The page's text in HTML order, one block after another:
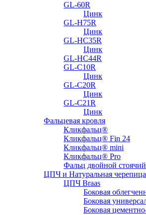
GL-60R
Цинк
GL-H75R
Цинк
GL-HC35R
Цинк
GL-HC44R
GL-С10R
Цинк
GL-С20R
Цинк
GL-С21R
Цинк
Фальцевая кровля
Кликфальц®
Кликфальц® Fin 24
Кликфальц® mini
Кликфальц® Pro
Фальц двойной стоячий
ЦПЧ и Натуральная черепица
ЦПЧ Braas
Боковая
Боковая
Боковая